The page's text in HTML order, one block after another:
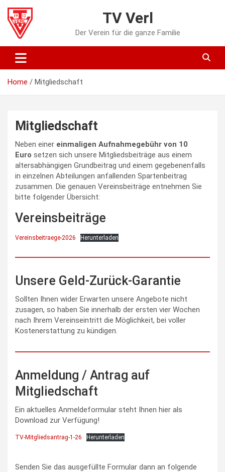
content
TV Verl
Der Verein für die ganze Familie
Home Mitgliedschaft
Mitgliedschaft
Neben einer einmaligen Aufnahmegebühr von 10
Euro setzen sich unsere Mitgliedsbeiträge aus einem
altersabhängigen Grundbeitrag und einem gegebenenfalls
in einzelnen Abteilungen anfallenden Spartenbeitrag
zusammen. Die genauen Vereinsbeiträge entnehmen Sie
bitte folgender Übersicht:
Vereinsbeiträge
Vereinsbeitraege-2026 Herunterladen
Unsere Geld-Zurück-Garantie
Sollten Ihnen wider Erwarten unsere Angebote nicht
zusagen, so haben Sie innerhalb der ersten vier Wochen
nach Ihrem Vereinseintritt die Möglichkeit, bei voller
Kostenerstattung zu kündigen.
Anmeldung / Antrag auf
Mitgliedschaft
Ein aktuelles Anmeldeformular steht Ihnen hier als
Download zur Verfügung!
TV-Mitgliedsantrag-1-26 Herunterladen
Senden Sie das ausgefüllte Formular dann an folgende